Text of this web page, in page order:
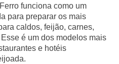
funciona como um
para preparar os mais
caldos, feijão, carnes,
é um dos modelos mais
e hotéis